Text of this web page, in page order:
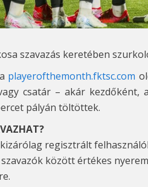
szavazás keretében
playerofthemonth.fktsc.com
csatár – akár
pályán töltöttek.
?
regisztrált
szavazók között értékes